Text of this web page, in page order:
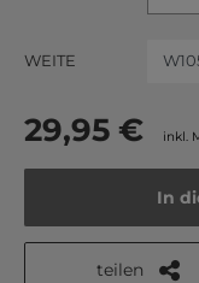
WEITE
29,95 € inkl.
In
teilen